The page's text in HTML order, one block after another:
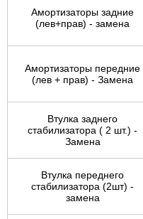
Амортизаторы задние
(лев+прав) - замена
Амортизаторы передние
(лев + прав) - Замена
Втулка заднего
стабилизатора ( 2 шт.) -
Замена
Втулка переднего
стабилизатора (2шт) -
замена